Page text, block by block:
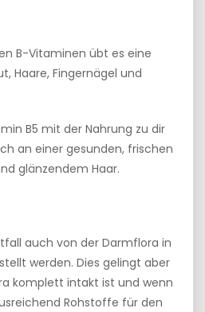
B-Vitaminen übt es eine
Haare, Fingernägel und
B5 mit der Nahrung zu dir
an einer gesunden, frischen
glänzendem Haar.
auch von der Darmflora in
werden. Dies gelingt aber
komplett intakt ist und wenn
Rohstoffe für den